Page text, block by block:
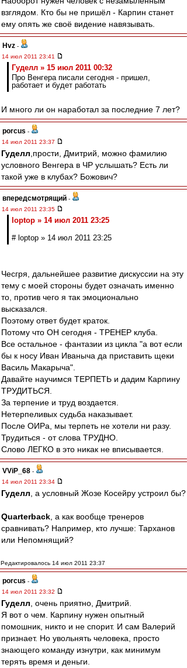
взглядом. Кто бы не пришёл - Карпин станет
ему опять же своё видение навязывать.
Hvz -
14 июл 2011 23:41
Гуделл » 15 июл 2011 00:32
Про Венгера писали сегодня - пришел,
работает и будет работать
И много ли он наработал за последние 7 лет?
porcus -
14 июл 2011 23:37
Гуделл ,прости, Дмитрий, можно фамилию
условного Венгера в ЧР услышать? Есть ли
такой уже в клубах? Божович?
впередсмотрящий -
14 июл 2011 23:35
loptop » 14 июл 2011 23:25
# loptop » 14 июл 2011 23:25
Чесгря, дальнейшее развитие дискуссии на эту
тему с моей стороны будет означать именно
то, против чего я так эмоционально
высказался.
Поэтому ответ будет краток.
Потому что ОН сегодня - ТРЕНЕР клуба.
Все остальное - фантазии из цикла "а вот если
бы к носу Иван Иваныча да приставить щеки
Василь Макарыча".
Давайте научимся ТЕРПЕТЬ и дадим Карпину
ТРУДИТЬСЯ.
За терпение и труд воздается.
Нетерпеливых судьба наказывает.
После ОИРа, мы терпеть не хотели ни разу.
Трудиться - от слова ТРУДНО.
Слово ЛЕГКО в это никак не вписывается.
VViP_68 -
14 июл 2011 23:34
Гуделл , а условный Жозе Косейру устроил бы?
Quarterback , а как вообще тренеров
сравнивать? Например, кто лучше: Тарханов
или Непомнящий?
Редактировалось 14 июл 2011 23:37
porcus -
14 июл 2011 23:32
Гуделл , очень приятно, Дмитрий.
Я вот о чем. Карпину нужен опытный
помошник, никто и не спорит. И сам Валерий
признает. Но увольнять человека, просто
знающего команду изнутри, как минимум
терять время и деньги.